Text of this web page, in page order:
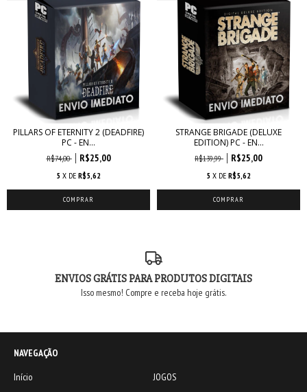
PILLARS OF ETERNITY 2 (DEADFIRE)
PC - EN...
R$74,00 R$25,00
5 X DE R$5,62
STRANGE BRIGADE (DELUXE
EDITION) PC - EN...
R$139,99 R$25,00
5 X DE R$5,62
ENVIOS GRÁTIS PARA PRODUTOS DIGITAIS
Isso mesmo! Compre e receba hoje grátis.
NAVEGAÇÃO
Início
JOGOS